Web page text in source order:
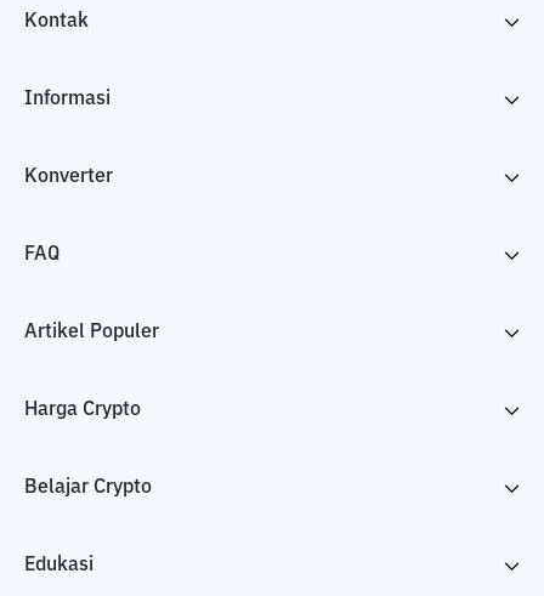
Kontak
Informasi
Konverter
FAQ
Artikel Populer
Harga Crypto
Belajar Crypto
Edukasi